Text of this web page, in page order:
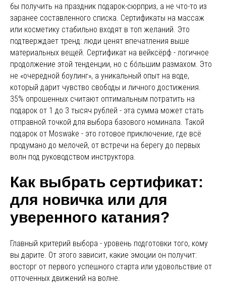
бы получить на праздник подарок-сюрприз, а не что-то из
заранее составленного списка. Сертификаты на массаж
или косметику стабильно входят в топ желаний. Это
подтверждает тренд: люди ценят впечатления выше
материальных вещей. Сертификат на вейксёрф - логичное
продолжение этой тенденции, но с бóльшим размахом. Это
не «очередной боулинг», а уникальный опыт на воде,
который дарит чувство свободы и личного достижения.
35% опрошенных считают оптимальным потратить на
подарок от 1 до 3 тысяч рублей - эта сумма может стать
отправной точкой для выбора базового номинала. Такой
подарок от Moswake - это готовое приключение, где всё
продумано до мелочей, от встречи на берегу до первых
волн под руководством инструктора.
Как выбрать сертификат:
для новичка или для
уверенного катания?
Главный критерий выбора - уровень подготовки того, кому
вы дарите. От этого зависит, какие эмоции он получит:
восторг от первого успешного старта или удовольствие от
отточенных движений на волне.